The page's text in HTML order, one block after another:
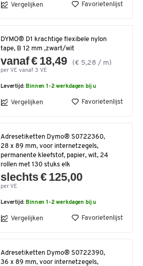
Vergelijken Favorietenlijst
DYMO® D1 krachtige flexibele nylon
tape, B 12 mm ,zwart/wit
vanaf € 18,49 (€ 5,28 / m)
per VE vanaf 3 VE
Levertijd: Binnen 1-2 werkdagen bij u
Vergelijken Favorietenlijst
Adresetiketten Dymo® S0722360,
28 x 89 mm, voor internetzegels,
permanente kleefstof, papier, wit, 24
rollen met 130 stuks elk
slechts € 125,00
per VE
Levertijd: Binnen 1-2 werkdagen bij u
Vergelijken Favorietenlijst
Adresetiketten Dymo® S0722390,
36 x 89 mm, voor internetzegels,